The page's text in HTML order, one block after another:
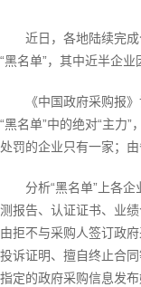
近日，各地陆续完
“黑名单”，其中近半企业
《中国政府采购报
“黑名单”中的绝对“主力
处罚的企业只有一家；
分析“黑名单”上各
测报告、认证证书、业
由拒不与采购人签订政
投诉证明、擅自终止合
指定的政府采购信息发